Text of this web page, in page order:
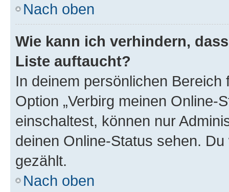
Nach oben
Wie kann ich verhindern,
Liste auftaucht?
In deinem persönlichen
Option „Verbirg meinen Online-
einschaltest, können nur
deinen Online-Status sehen.
gezählt.
Nach oben